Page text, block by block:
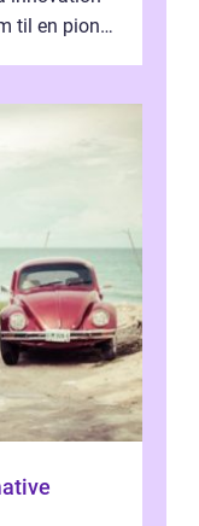
til en pioner